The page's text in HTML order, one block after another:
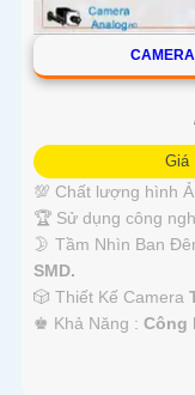
Giá
💯 Chất lượng hình
🏆 Sử dụng công
🌛 Tầm Nhìn Ban
SMD.
🎲 Thiết Kế Camera
️♚ Khả Năng : Công